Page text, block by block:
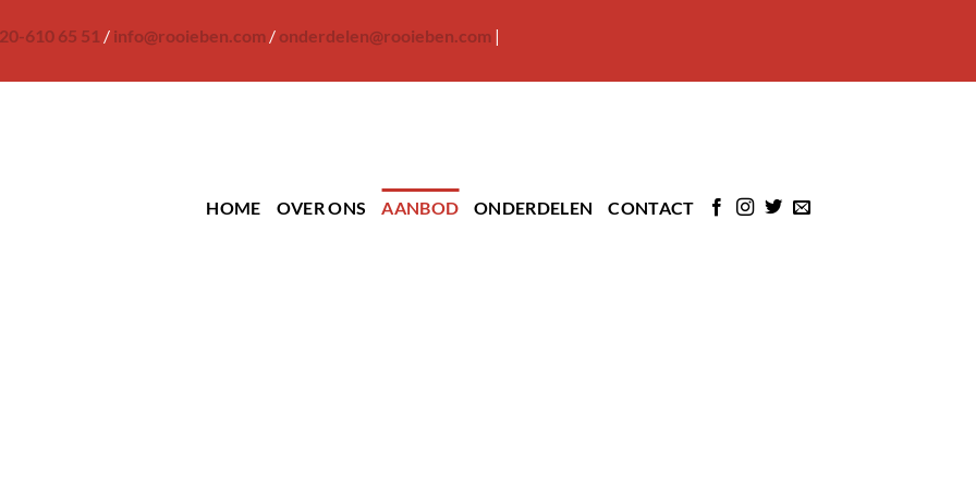
610 65 51 / info@rooieben.com/onderdelen@rooieben.com|
HOME OVER ONS AANBOD ONDERDELEN CONTACT